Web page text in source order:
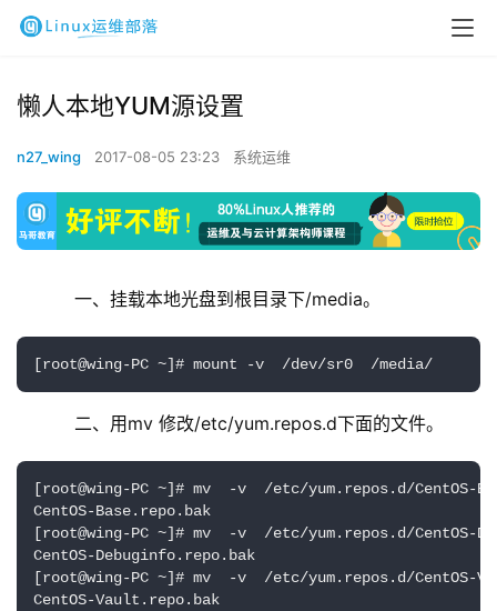
懒人本地YUM源设置
n27_wing 2017-08-05 23:23 系统运维
    一、挂载本地光盘到根目录下/media。
[root@wing-PC ~]# mount -v  /dev/sr0  /media/
    二、用mv 修改/etc/yum.repos.d下面的文件。
[root@wing-PC ~]# mv  -v  /etc/yum.repos.d/CentOS-
CentOS-Base.repo.bak
[root@wing-PC ~]# mv  -v  /etc/yum.repos.d/CentOS-
CentOS-Debuginfo.repo.bak
[root@wing-PC ~]# mv  -v  /etc/yum.repos.d/
CentOS-Vault.repo.bak